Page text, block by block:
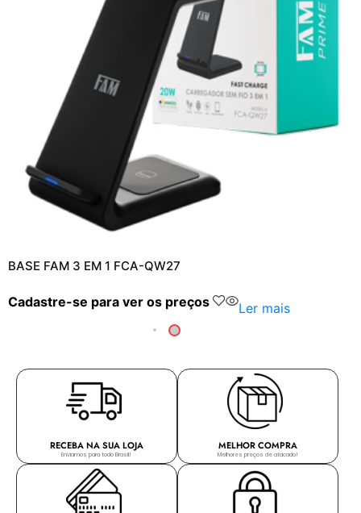
BASE FAM 3 EM 1 FCA-QW27
Cadastre-se para ver os preços Ler mais
RECEBA NA SUA LOJA
Enviamos para todo Brasil!
MELHOR COMPRA
Melhores preços de atacado!